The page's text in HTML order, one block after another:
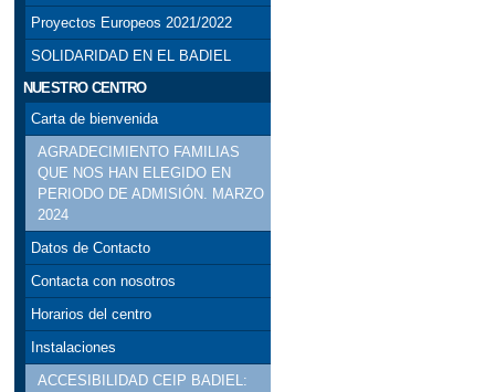
Proyectos Europeos 2021/2022
SOLIDARIDAD EN EL BADIEL
NUESTRO CENTRO
Carta de bienvenida
AGRADECIMIENTO FAMILIAS
QUE NOS HAN ELEGIDO EN
PERIODO DE ADMISIÓN. MARZO
2024
Datos de Contacto
Contacta con nosotros
Horarios del centro
Instalaciones
ACCESIBILIDAD CEIP BADIEL: